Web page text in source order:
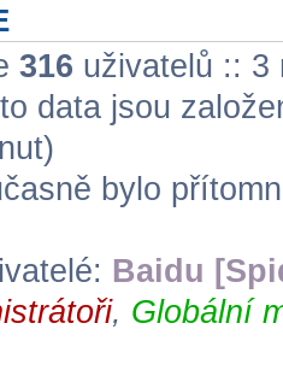
316 uživatelů :: 3
data jsou
bylo
Baidu
, Globální